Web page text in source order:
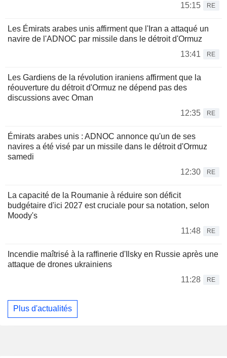
15:15
RE
Les Émirats arabes unis affirment que l'Iran a attaqué un
navire de l'ADNOC par missile dans le détroit d'Ormuz
13:41
RE
Les Gardiens de la révolution iraniens affirment que la
réouverture du détroit d'Ormuz ne dépend pas des
discussions avec Oman
12:35
RE
Émirats arabes unis : ADNOC annonce qu'un de ses
navires a été visé par un missile dans le détroit d'Ormuz
samedi
12:30
RE
La capacité de la Roumanie à réduire son déficit
budgétaire d'ici 2027 est cruciale pour sa notation, selon
Moody's
11:48
RE
Incendie maîtrisé à la raffinerie d'Ilsky en Russie après une
attaque de drones ukrainiens
11:28
RE
Plus d'actualités